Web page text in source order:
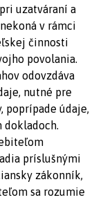
uzatváraní a
v rámci
činnosti
povolania.
odovzdáva
nutné pre
poprípade údaje,
dokladoch.
príslušnými
zákonník,
sa rozumie